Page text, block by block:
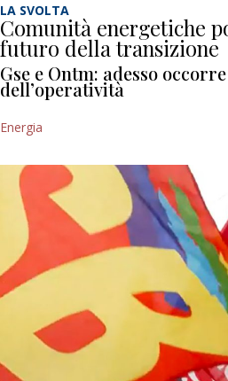
LA SVOLTA
Comunità energetiche
futuro della transizione
Gse e Ontm: adesso
dell’operatività
Energia